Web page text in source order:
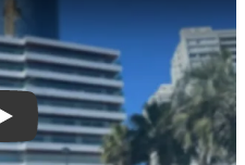
Play: Robaron caja fuerte de un